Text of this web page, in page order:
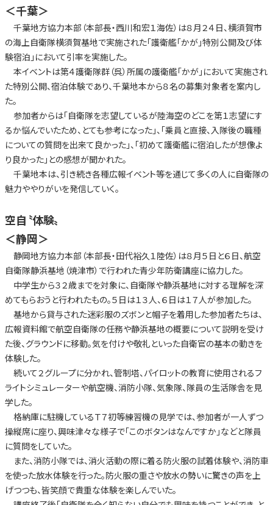
＜千葉＞
千葉地方協力本部（本部長・西川和宏１海佐）は８月２４日、横須賀市
の海上自衛隊横須賀基地で実施された「護衛艦「かが」特別公開及び体
験宿泊」において引率を実施した。
本イベントは第４護衛隊群（呉）所属の護衛艦「かが」において実施され
た特別公開、宿泊体験であり、千葉地本から８名の募集対象者を案内し
た。
参加者からは「自衛隊を志望しているが陸海空のどこを第１志望にす
るか悩んでいたため、とても参考になった」、「乗員と直接、入隊後の職種
についての質問を出来て良かった」、「初めて護衛艦に宿泊したが想像よ
り良かった」との感想が聞かれた。
千葉地本は、引き続き各種広報イベント等を通じて多くの人に自衛隊の
魅力ややりがいを発信していく。
空自〝体験〟
＜静岡＞
静岡地方協力本部（本部長・田代裕久１陸佐）は８月５日と６日、航空
自衛隊静浜基地（焼津市）で行われた青少年防衛講座に協力した。
中学生から３２歳までを対象に、自衛隊や静浜基地に対する理解を深
めてもらおうと行われたもの。５日は１３人、６日は１７人が参加した。
基地から貸与された迷彩服のズボンと帽子を着用した参加者たちは、
広報資料館で航空自衛隊の任務や静浜基地の概要について説明を受け
た後、グラウンドに移動。気を付けや敬礼といった自衛官の基本の動きを
体験した。
続いて２グループに分かれ、管制塔、パイロットの教育に使用されるフ
ライトシミュレーターや航空機、消防小隊、気象隊、隊員の生活隊舎を見
学した。
格納庫に駐機しているＴ７初等練習機の見学では、参加者が一人ずつ
操縦席に座り、興味津々な様子で「このボタンはなんですか」などと隊員
に質問をしていた。
また、消防小隊では、消火活動の際に着る防火服の試着体験や、消防車
を使った放水体験を行った。防火服の重さや放水の勢いに驚きの声を上
げつつも、皆笑顔で貴重な体験を楽しんでいた。